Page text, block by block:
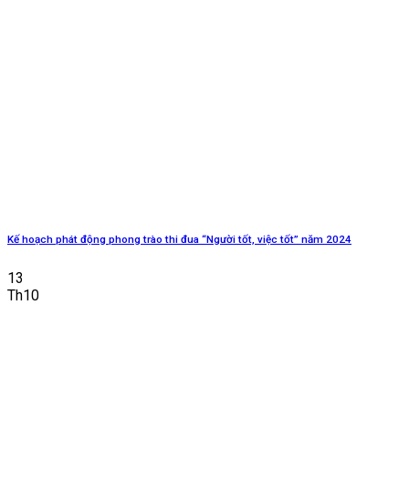
Kế hoạch phát động phong trào thi đua “Người tốt, việc tốt” năm 2024
13
Th10